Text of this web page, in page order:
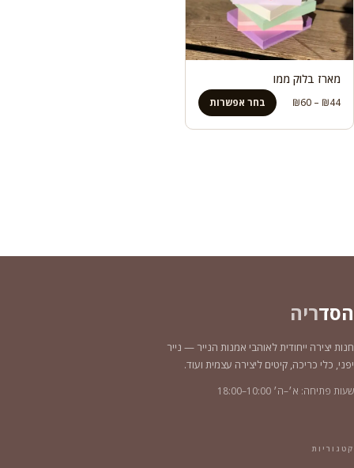
מארז בלוק ממו
₪44
–
₪60
מחירים:
בחר אפשרות
הסדריה
חנות יצירה ייחודית לאוהבי אמנות הנייר — נייר
יפני, כלי כריכה, קיטים ליצירה עצמית ועוד.
שעות פתיחה: א׳–ה׳ 10:00–18:00
קטגוריות